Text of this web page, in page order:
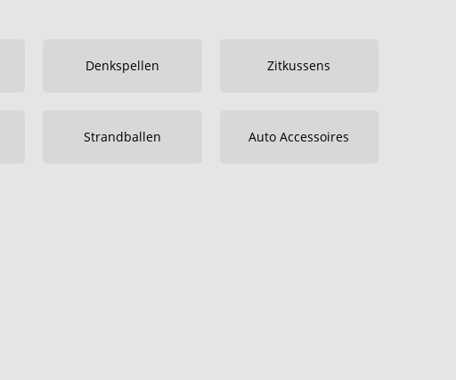
Denkspellen Zitkussens
Strandballen Auto Accessoires